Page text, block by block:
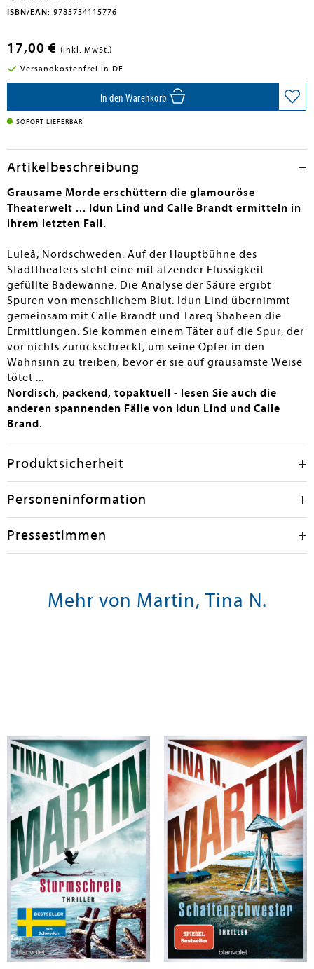
ISBN/EAN: 9783734115776
17,00 € (inkl. MwSt.)
Versandkostenfrei in DE
In den Warenkorb
SOFORT LIEFERBAR
Artikelbeschreibung
Grausame Morde erschüttern die glamouröse
Theaterwelt ... Idun Lind und Calle Brandt ermitteln in
ihrem letzten Fall.
Luleå, Nordschweden: Auf der Hauptbühne des
Stadttheaters steht eine mit ätzender Flüssigkeit
gefüllte Badewanne. Die Analyse der Säure ergibt
Spuren von menschlichem Blut. Idun Lind übernimmt
gemeinsam mit Calle Brandt und Tareq Shaheen die
Ermittlungen. Sie kommen einem Täter auf die Spur, der
vor nichts zurückschreckt, um seine Opfer in den
Wahnsinn zu treiben, bevor er sie auf grausamste Weise
tötet ...
Nordisch, packend, topaktuell - lesen Sie auch die
anderen spannenden Fälle von Idun Lind und Calle
Brand.
Produktsicherheit
Personeninformation
Pressestimmen
Mehr von Martin, Tina N.
Martin, Tina N.
Sturmschreie
Martin, Tina N.
Schattenschwester